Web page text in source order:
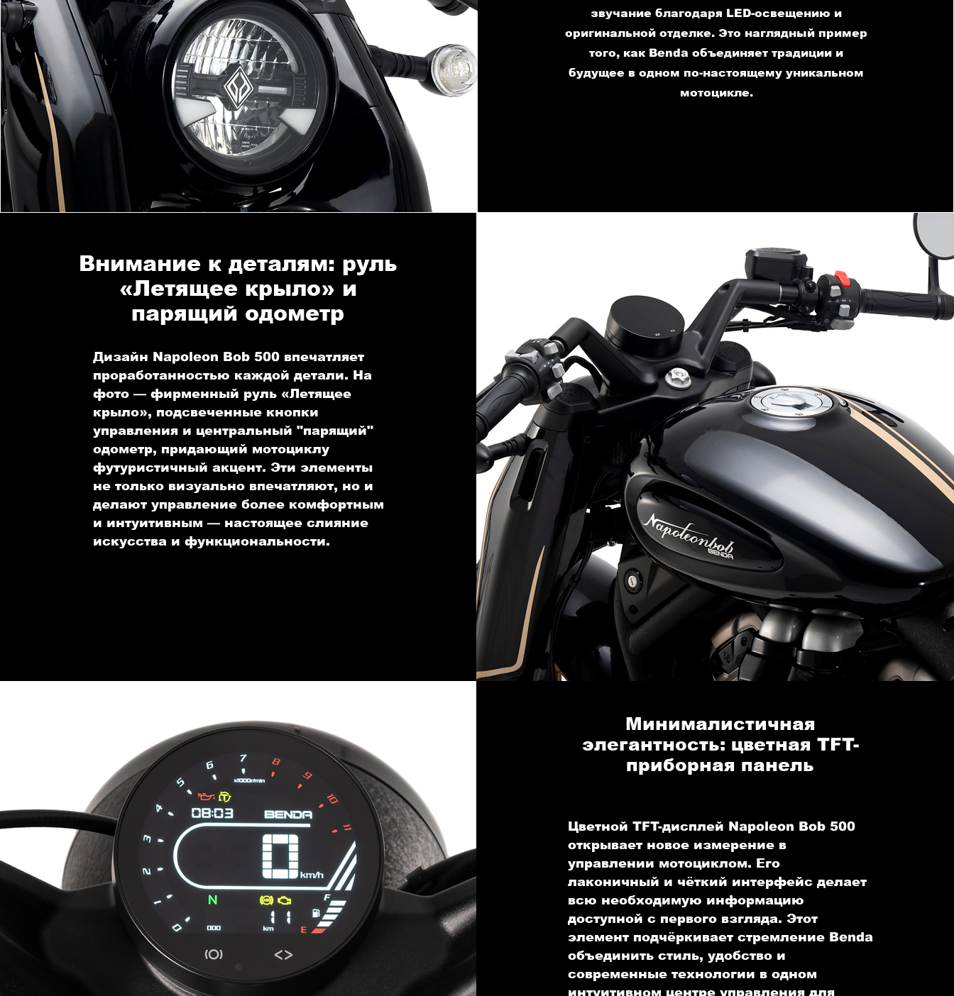
звучание благодаря LED-освещению и
оригинальной отделке. Это наглядный пример
того, как Benda объединяет традиции и
будущее в одном по-настоящему уникальном
мотоцикле.
Внимание к деталям: руль
«Летящее крыло» и
парящий одометр
Дизайн Napoleon Bob 500 впечатляет
проработанностью каждой детали. На
фото — фирменный руль «Летящее
крыло», подсвеченные кнопки
управления и центральный "парящий"
одометр, придающий мотоциклу
футуристичный акцент. Эти элементы
не только визуально впечатляют, но и
делают управление более комфортным
и интуитивным — настоящее слияние
искусства и функциональности.
Минималистичная
элегантность: цветная TFT-
приборная панель
Цветной TFT-дисплей Napoleon Bob 500
открывает новое измерение в
управлении мотоциклом. Его
лаконичный и чёткий интерфейс делает
всю необходимую информацию
доступной с первого взгляда. Этот
элемент подчёркивает стремление Benda
объединить стиль, удобство и
современные технологии в одном
интуитивном центре управления для